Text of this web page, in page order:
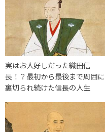
実はお人好しだった織田信
長！？最初から最後まで周囲に
裏切られ続けた信長の人生